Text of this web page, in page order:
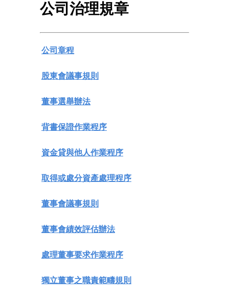
公司治理規章
公司章程
股東會議事規則
董事選舉辦法
背書保證作業程序
資金貸與他人作業程序
取得或處分資產處理程序
董事會議事規則
董事會績效評估辦法
處理董事要求作業程序
獨立董事之職責範疇規則